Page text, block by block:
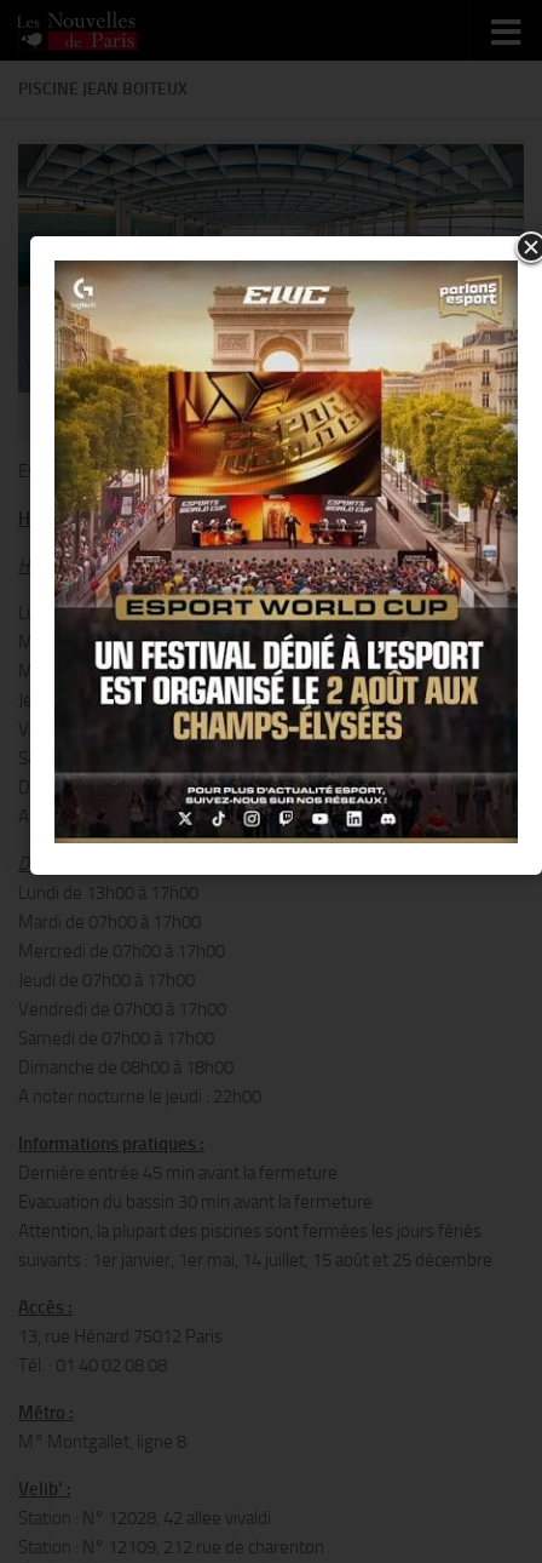
Skip to content
PISCINE JEAN BOITEUX
Gérard Sanz/Mairie de Paris
Espace familial et convivial contenant deux bassins.
Horaires :
Horaires réguliers :
Lundi de 12h00 à 13h30
Mardi de 07h00 à 08h30 et de 12h00 à 13h30
Mercredi de 07h00 à 08h30 et de 12h00 à 18h00
Jeudi de 12h00 à 13h30 et de 16h45 à 22h00
Vendredi de 07h00 à 08h30 et de 12h00 à 13h30
Samedi de 10h00 à 18h00
Dimanche de 08h00 à 18h00
A noter nocturne le jeudi : 22h00
Du 07 juillet 2014 au 31 août 2014 :
Lundi de 13h00 à 17h00
Mardi de 07h00 à 17h00
Mercredi de 07h00 à 17h00
Jeudi de 07h00 à 17h00
Vendredi de 07h00 à 17h00
Samedi de 07h00 à 17h00
Dimanche de 08h00 à 18h00
A noter nocturne le jeudi : 22h00
Informations pratiques :
Dernière entrée 45 min avant la fermeture
Evacuation du bassin 30 min avant la fermeture
Attention, la plupart des piscines sont fermées les jours fériés
suivants : 1er janvier, 1er mai, 14 juillet, 15 août et 25 décembre
Accès :
13, rue Hénard 75012 Paris
Tél. : 01 40 02 08 08
Métro :
M° Montgallet, ligne 8
Velib’ :
Station : N° 12028, 42 allee vivaldi
Station : N° 12109, 212 rue de charenton